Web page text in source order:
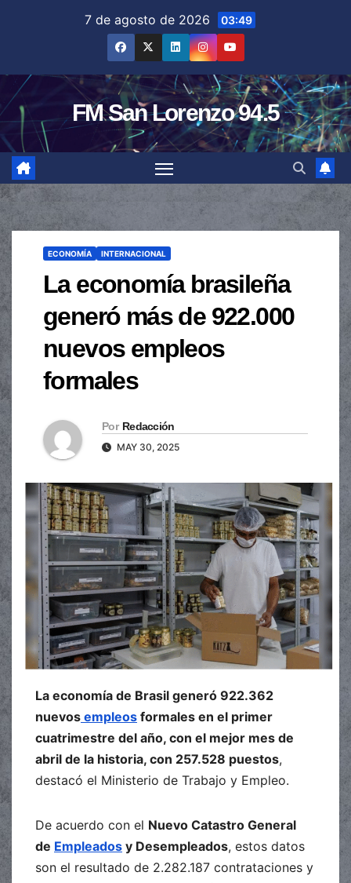
7 de agosto de 2026 03:49
FM San Lorenzo 94.5
ECONOMÍA INTERNACIONAL
La economía brasileña
generó más de 922.000
nuevos empleos
formales
Por Redacción
MAY 30, 2025
La economía de Brasil generó 922.362
nuevos empleos formales en el primer
cuatrimestre del año, con el mejor mes de
abril de la historia, con 257.528 puestos,
destacó el Ministerio de Trabajo y Empleo.
De acuerdo con el Nuevo Catastro General
de Empleados y Desempleados, estos datos
son el resultado de 2.282.187 contrataciones y